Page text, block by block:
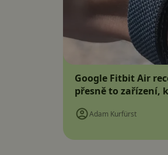
Google Fitbit Air
přesně to zařízení,
Adam Kurfürst